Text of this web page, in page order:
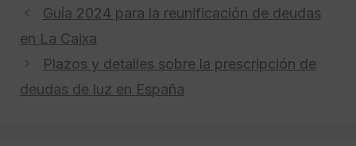
Guía 2024 para la reunificación de deudas
en La Caixa
Plazos y detalles sobre la prescripción de
deudas de luz en España